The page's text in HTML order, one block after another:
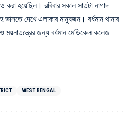
করা হয়েছিল। রবিবার সকাল সাতটা নাগাদ
ভাসতে দেখে এলাকার মানুষজন। বর্ধমান থানার
জন্য বর্ধমান মেডিকেল কলেজ
WEST BENGAL